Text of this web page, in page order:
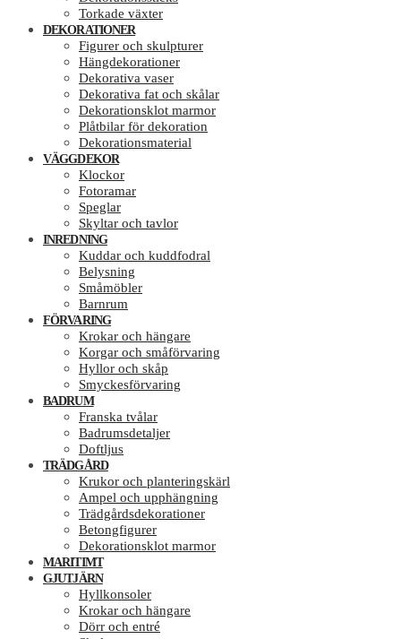
Torkade växter
DEKORATIONER
Figurer och skulpturer
Hängdekorationer
Dekorativa vaser
Dekorativa fat och skålar
Dekorationsklot marmor
Plåtbilar för dekoration
Dekorationsmaterial
VÄGGDEKOR
Klockor
Fotoramar
Speglar
Skyltar och tavlor
INREDNING
Kuddar och kuddfodral
Belysning
Småmöbler
Barnrum
FÖRVARING
Krokar och hängare
Korgar och småförvaring
Hyllor och skåp
Smyckesförvaring
BADRUM
Franska tvålar
Badrumsdetaljer
Doftljus
TRÄDGÅRD
Krukor och planteringskärl
Ampel och upphängning
Trädgårdsdekorationer
Betongfigurer
Dekorationsklot marmor
MARITIMT
GJUTJÄRN
Hyllkonsoler
Krokar och hängare
Dörr och entré